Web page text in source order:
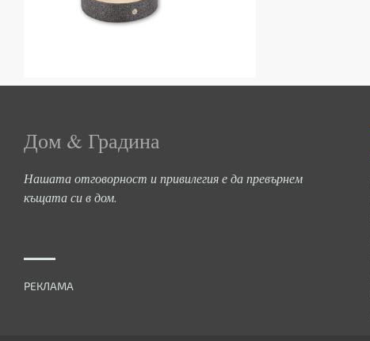
Дом & Градина
Нашата отговорност и привилегия е да превърнем
къщата си в дом.
РЕКЛАМА